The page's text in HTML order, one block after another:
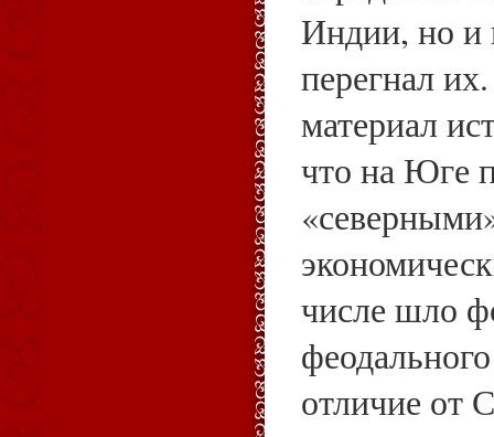
Индии, но и
перегнал
материал
что на Юге
числе шло
отличие от